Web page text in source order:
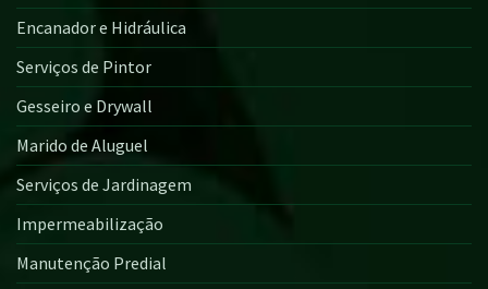
Encanador e Hidráulica
Serviços de Pintor
Gesseiro e Drywall
Marido de Aluguel
Serviços de Jardinagem
Impermeabilização
Manutenção Predial